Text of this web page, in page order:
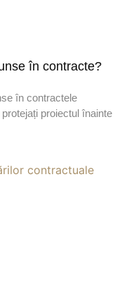
în contracte?
în contractele
proiectul înainte